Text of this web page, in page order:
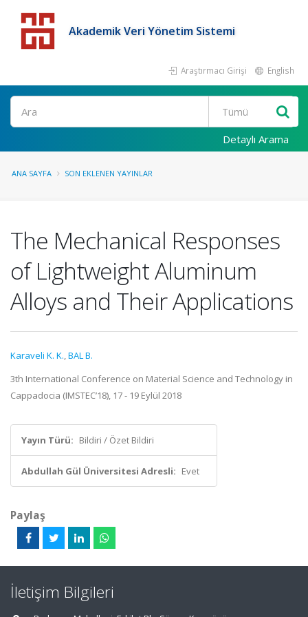
Akademik Veri Yönetim Sistemi
Araştırmacı Girişi English
Detaylı Arama
ANA SAYFA SON EKLENEN YAYINLAR
The Mechanical Responses
of Lightweight Aluminum
Alloys and Their Applications
Karaveli K. K.,BAL B.
3th International Conference on Material Science and Technology in
Cappadocia (IMSTEC’18), 17 - 19 Eylül 2018
Yayın Türü: Bildiri / Özet Bildiri
Abdullah Gül Üniversitesi Adresli: Evet
Paylaş
İletişim Bilgileri